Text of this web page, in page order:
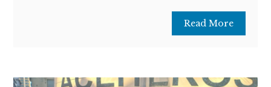
Read More